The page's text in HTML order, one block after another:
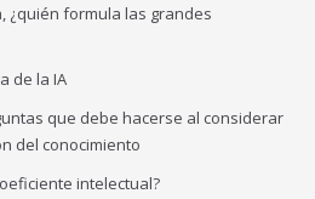
¿quién formula las grandes
de la IA
que debe hacerse al considerar
del conocimiento
intelectual?